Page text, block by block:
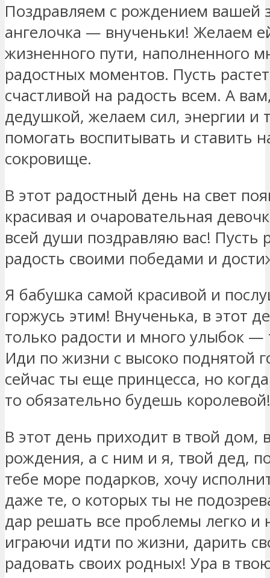
Поздравляем с рождением вашей
ангелочка — внученьки! Желаем
жизненного пути, наполненного
радостных моментов. Пусть
счастливой на радость всем. А
дедушкой, желаем сил, энергии и
помогать воспитывать и ставить
сокровище.
В этот радостный день на свет
красивая и очаровательная
всей души поздравляю вас! Пусть
радость своими победами и
Я бабушка самой красивой и
горжусь этим! Внученька, в этот
только радости и много улыбок —
Иди по жизни с высоко поднятой
сейчас ты еще принцесса, но
то обязательно будешь королевой!
В этот день приходит в твой дом,
рождения, а с ним и я, твой дед,
тебе море подарков, хочу
даже те, о которых ты не
дар решать все проблемы легко
играючи идти по жизни, дарить
радовать своих родных! Ура в